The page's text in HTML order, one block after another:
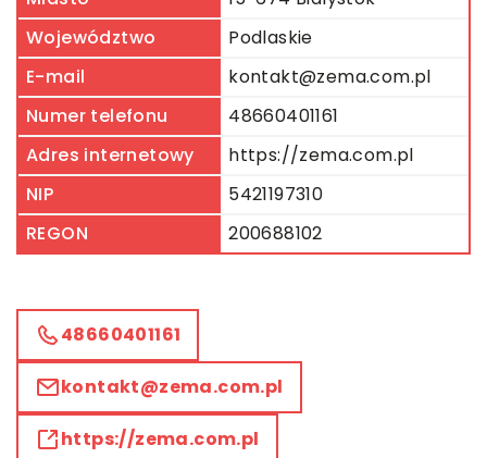
Województwo
Podlaskie
E-mail
kontakt@zema.com.pl
Numer telefonu
48660401161
Adres internetowy
https://zema.com.pl
NIP
5421197310
REGON
200688102
48660401161
kontakt@zema.com.pl
https://zema.com.pl